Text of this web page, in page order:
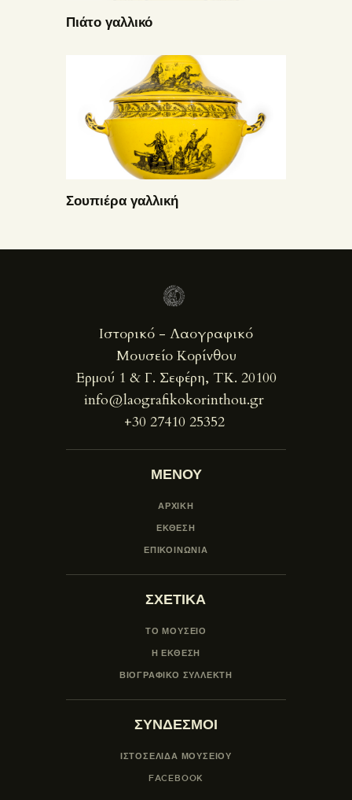
Πιάτο γαλλικό
Σουπιέρα γαλλική
Ιστορικό - Λαογραφικό
Μουσείο Κορίνθου
Ερμού 1 & Γ. Σεφέρη, ΤΚ. 20100
info@laografikokorinthou.gr
+30 27410 25352
ΜΕΝΟΥ
ΑΡΧΙΚΗ
ΕΚΘΕΣΗ
ΕΠΙΚΟΙΝΩΝΙΑ
ΣΧΕΤΙΚΑ
ΤΟ ΜΟΥΣΕΙΟ
Η ΕΚΘΕΣΗ
ΒΙΟΓΡΑΦΙΚΟ ΣΥΛΛΕΚΤΗ
ΣΥΝΔΕΣΜΟΙ
ΙΣΤΟΣΕΛΙΔΑ ΜΟΥΣΕΊΟΥ
FACEBOOK